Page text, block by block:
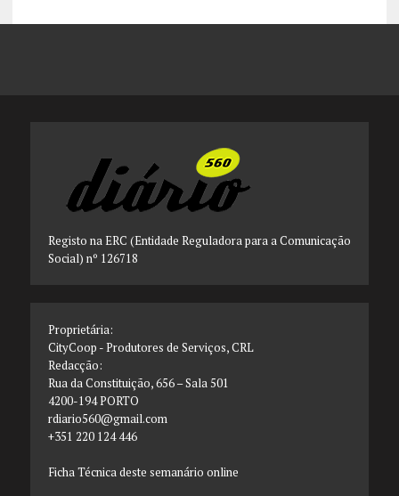
Registo na ERC (Entidade Reguladora para a Comunicação
Social) nº 126718
Proprietária:
CityCoop - Produtores de Serviços, CRL
Redacção:
Rua da Constituição, 656 – Sala 501
4200-194 PORTO
rdiario560@gmail.com
+351 220 124 446
Ficha Técnica deste semanário online